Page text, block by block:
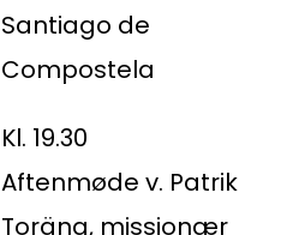
Santiago de
Compostela
Kl. 19.30
Aftenmøde v. Patrik
Toräng, missionær